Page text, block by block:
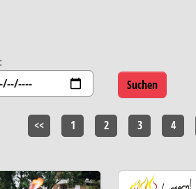
<< 1 2 3 4